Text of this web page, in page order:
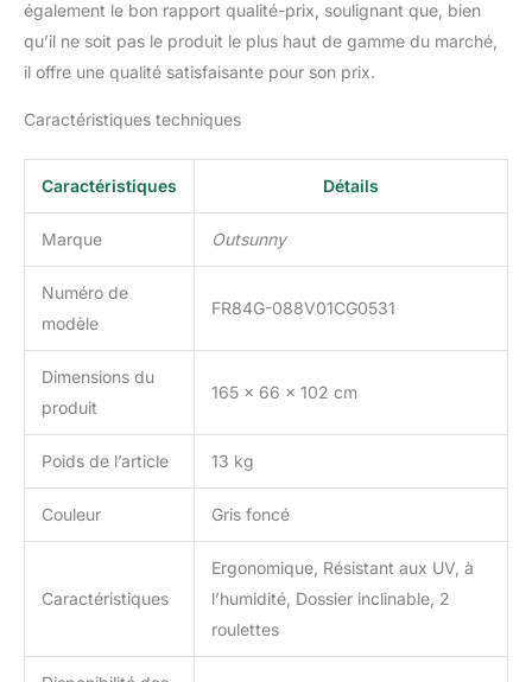
également le bon rapport qualité-prix, soulignant que, bien
qu’il ne soit pas le produit le plus haut de gamme du marché,
il offre une qualité satisfaisante pour son prix.
Caractéristiques techniques
Caractéristiques Détails
Marque Outsunny
Numéro de
modèle
FR84G-088V01CG0531
Dimensions du
produit
165 x 66 x 102 cm
Poids de l’article 13 kg
Couleur Gris foncé
Caractéristiques
Ergonomique, Résistant aux UV, à
l’humidité, Dossier inclinable, 2
roulettes